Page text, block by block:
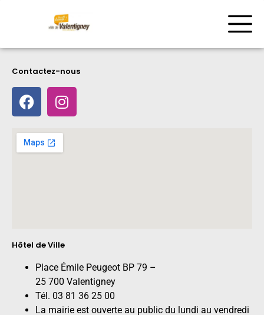
Contactez-nous
Hôtel de Ville
Place Émile Peugeot BP 79 –
25 700 Valentigney
Tél. 03 81 36 25 00
La mairie est ouverte au public du lundi au vendredi